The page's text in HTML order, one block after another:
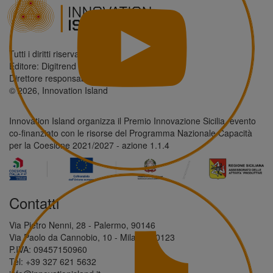
Tutti i diritti riservati.
Editore: Digitrend S.r.l.
Direttore responsabile: Antonio Giordano
© 2026, Innovation Island
Innovation Island organizza il Premio Innovazione Sicilia, evento
co-finanziato con le risorse del Programma Nazionale Capacità
per la Coesione 2021/2027 - azione 1.1.4
Contatti
Via Pietro Nenni, 28 - Palermo, 90146
Via Paolo da Cannobio, 10 - Milano, 20123
P.IVA: 09457150960
Tel: +39 327 621 5632